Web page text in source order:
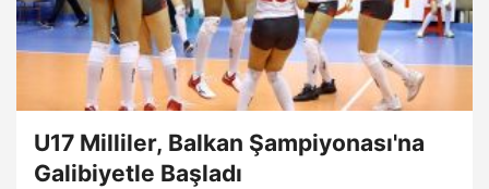
U17 Milliler, Balkan Şampiyonası'na
Galibiyetle Başladı